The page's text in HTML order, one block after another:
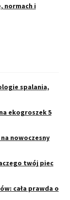
normach i
spalania,
ekogroszek 5
nowoczesny
twój piec
cała prawda o